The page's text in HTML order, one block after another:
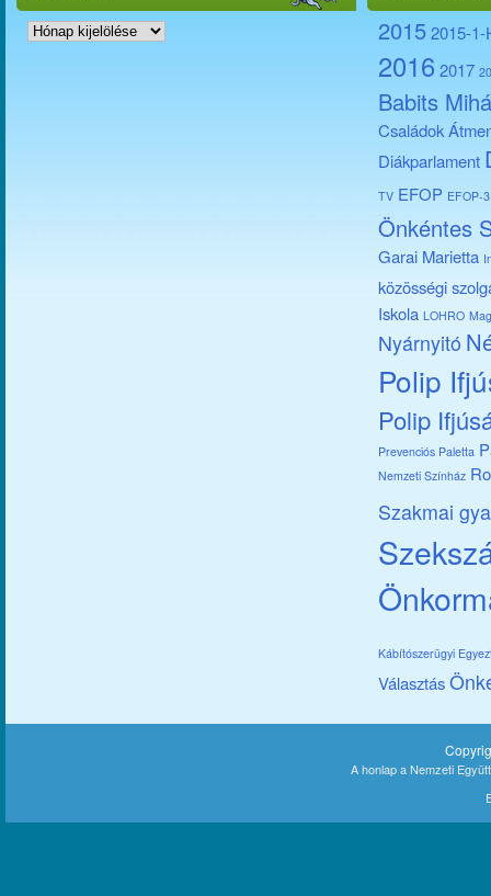
Archívum 20152015-1-
2016 2017
Babits
Családok
Diákparlament
TV EFOP EFOP-
Önkéntes
Garai Marietta
közösségi
Iskola LOHRO
Nyárnyitó
Polip
Polip
Prevenciós Paletta
Nemzeti Színház
Szakmai
Kábítószerügyi
Választás
A honlap a Nemzeti